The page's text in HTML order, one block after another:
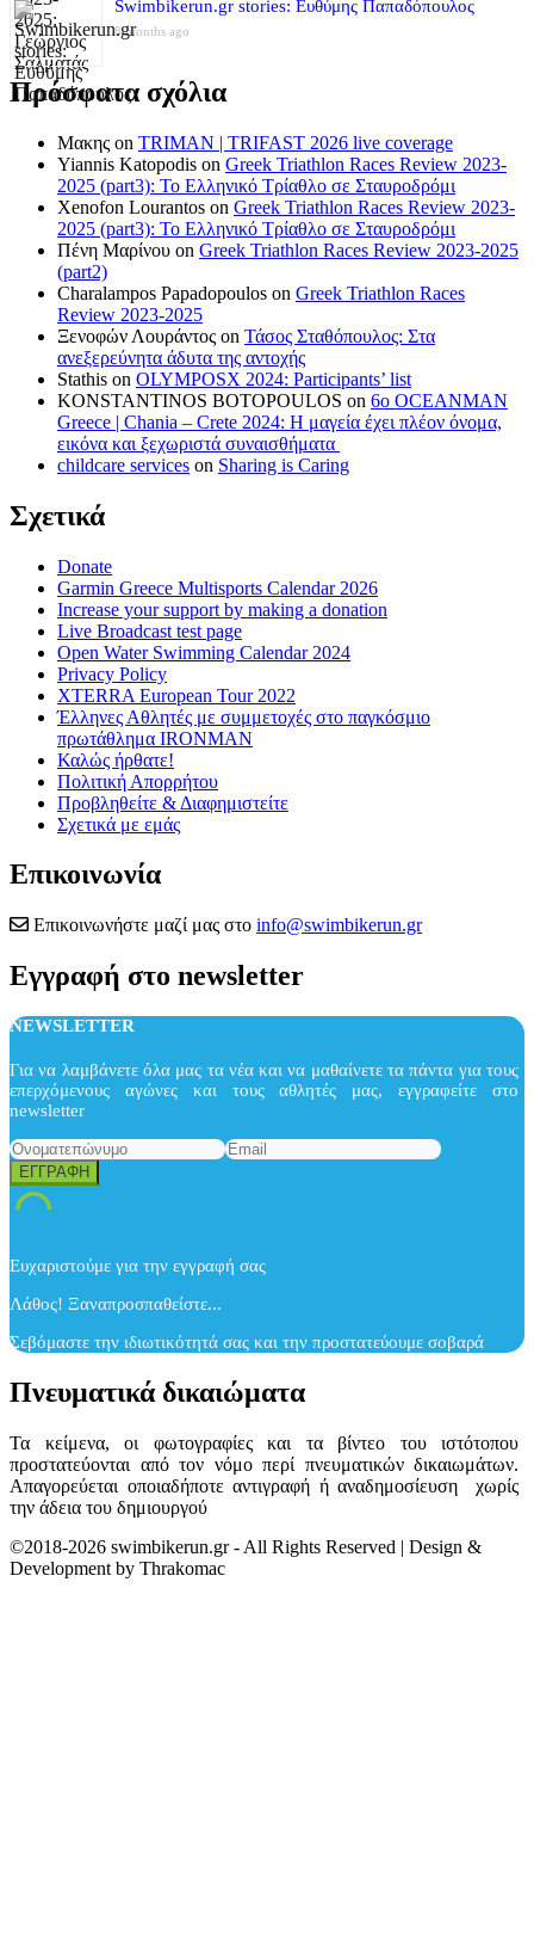
Swimbikerun.gr stories: Ευθύμης Παπαδόπουλος
8 months ago
Πρόσφατα σχόλια
Μακης on TRIMAN | TRIFAST 2026 live coverage
Yiannis Katopodis on Greek Triathlon Races Review 2023-
2025 (part3): Το Ελληνικό Τρίαθλο σε Σταυροδρόμι
Xenofon Lourantos on Greek Triathlon Races Review 2023-
2025 (part3): Το Ελληνικό Τρίαθλο σε Σταυροδρόμι
Πένη Μαρίνου on Greek Triathlon Races Review 2023-2025
(part2)
Charalampos Papadopoulos on Greek Triathlon Races
Review 2023-2025
Ξενοφών Λουράντος on Τάσος Σταθόπουλος: Στα
ανεξερεύνητα άδυτα της αντοχής
Stathis on OLYMPOSX 2024: Participants’ list
KONSTANTINOS BOTOPOULOS on 6ο OCEANMAN
Greece | Chania – Crete 2024: Η μαγεία έχει πλέον όνομα,
εικόνα και ξεχωριστά συναισθήματα
childcare services on Sharing is Caring
Σχετικά
Donate
Garmin Greece Multisports Calendar 2026
Increase your support by making a donation
Live Broadcast test page
Open Water Swimming Calendar 2024
Privacy Policy
XTERRA European Tour 2022
Έλληνες Αθλητές με συμμετοχές στο παγκόσμιο
πρωτάθλημα IRONMAN
Καλώς ήρθατε!
Πολιτική Απορρήτου
Προβληθείτε & Διαφημιστείτε
Σχετικά με εμάς
Επικοινωνία
Επικοινωνήστε μαζί μας στο info@swimbikerun.gr
Εγγραφή στο newsletter
NEWSLETTER
Για να λαμβάνετε όλα μας τα νέα και να μαθαίνετε τα πάντα για τους
επερχόμενους αγώνες και τους αθλητές μας, εγγραφείτε στο
newsletter
Ευχαριστούμε για την εγγραφή σας
Λάθος! Ξαναπροσπαθείστε...
Σεβόμαστε την ιδιωτικότητά σας και την προστατεύουμε σοβαρά
Πνευματικά δικαιώματα
Τα κείμενα, οι φωτογραφίες και τα βίντεο του ιστότοπου
προστατεύονται από τον νόμο περί πνευματικών δικαιωμάτων.
Απαγορεύεται οποιαδήποτε αντιγραφή ή αναδημοσίευση χωρίς
την άδεια του δημιουργού
©2018-2026 swimbikerun.gr - All Rights Reserved | Design &
Development by Thrakomac